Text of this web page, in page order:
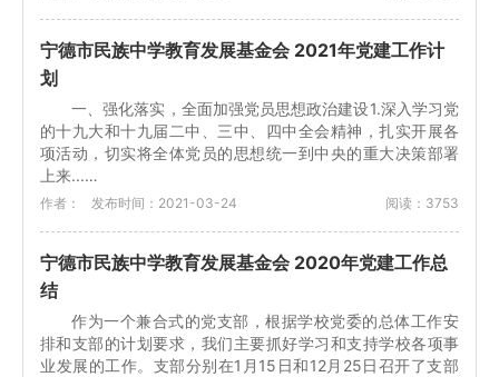
宁德市民族中学教育发展基金会 2021年党建工作计
划
一、强化落实，全面加强党员思想政治建设1.深入学习党
的十九大和十九届二中、三中、四中全会精神，扎实开展各
项活动，切实将全体党员的思想统一到中央的重大决策部署
上来...…
作者： 发布时间：2021-03-24 阅读：3753
宁德市民族中学教育发展基金会 2020年党建工作总
结
作为一个兼合式的党支部，根据学校党委的总体工作安
排和支部的计划要求，我们主要抓好学习和支持学校各项事
业发展的工作。支部分别在1月15日和12月25日召开了支部